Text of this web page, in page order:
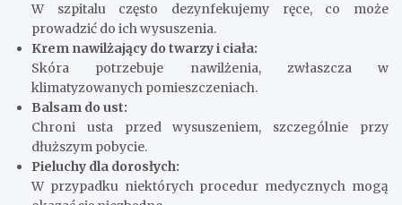
W szpitalu często dezynfekujemy ręce, co może
prowadzić do ich wysuszenia.
Krem nawilżający do twarzy i ciała:
Skóra potrzebuje nawilżenia, zwłaszcza w
klimatyzowanych pomieszczeniach.
Balsam do ust:
Chroni usta przed wysuszeniem, szczególnie przy
dłuższym pobycie.
Pieluchy dla dorosłych:
W przypadku niektórych procedur medycznych mogą